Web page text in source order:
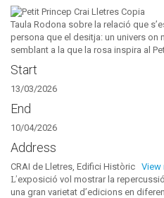
Taula Rodona sobre la relació que
persona que el desitja: un univers on
semblant a la que la rosa inspira al
Start
13/03/2026
End
10/04/2026
Address
CRAI de Lletres, Edifici Històric View
L’exposició vol mostrar la repercussió de l’obra a tot el món, presentant
una gran varietat d’edicions en